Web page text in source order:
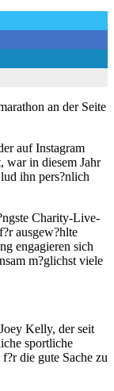
an der Seite
auf Instagram
in diesem Jahr
ihn pers?nlich
Charity-Live-
ausgew?hlte
engagieren sich
m?glichst viele
Kelly, der seit
sportliche
die gute Sache zu